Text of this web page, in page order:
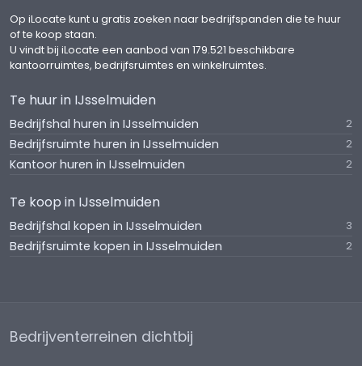
Op iLocate kunt u gratis zoeken naar bedrijfspanden die te huur
of te koop staan.
U vindt bij iLocate een aanbod van 179.521 beschikbare
kantoorruimtes, bedrijfsruimtes en winkelruimtes.
Te huur in IJsselmuiden
Bedrijfshal huren in IJsselmuiden 2
Bedrijfsruimte huren in IJsselmuiden 2
Kantoor huren in IJsselmuiden 2
Te koop in IJsselmuiden
Bedrijfshal kopen in IJsselmuiden 3
Bedrijfsruimte kopen in IJsselmuiden 2
Bedrijventerreinen dichtbij